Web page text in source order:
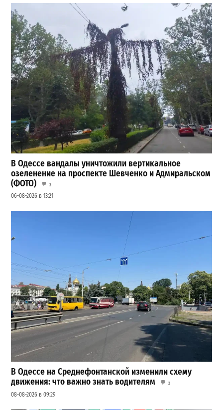
В Одессе вандалы уничтожили вертикальное
озеленение на проспекте Шевченко и Адмиральском
(ФОТО)
3
06-08-2026 в 13:21
В Одессе на Среднефонтанской изменили схему
движения: что важно знать водителям
2
08-08-2026 в 09:29